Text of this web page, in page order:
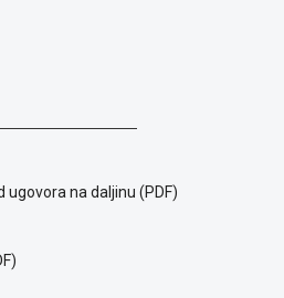
na daljinu (PDF)